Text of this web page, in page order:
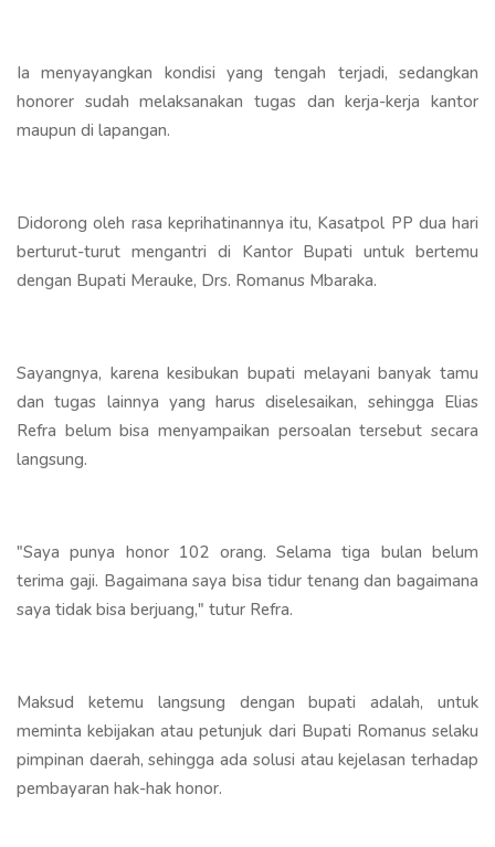
Ia menyayangkan kondisi yang tengah terjadi, sedangkan
honorer sudah melaksanakan tugas dan kerja-kerja kantor
maupun di lapangan.
Didorong oleh rasa keprihatinannya itu, Kasatpol PP dua hari
berturut-turut mengantri di Kantor Bupati untuk bertemu
dengan Bupati Merauke, Drs. Romanus Mbaraka.
Sayangnya, karena kesibukan bupati melayani banyak tamu
dan tugas lainnya yang harus diselesaikan, sehingga Elias
Refra belum bisa menyampaikan persoalan tersebut secara
langsung.
"Saya punya honor 102 orang. Selama tiga bulan belum
terima gaji. Bagaimana saya bisa tidur tenang dan bagaimana
saya tidak bisa berjuang," tutur Refra.
Maksud ketemu langsung dengan bupati adalah, untuk
meminta kebijakan atau petunjuk dari Bupati Romanus selaku
pimpinan daerah, sehingga ada solusi atau kejelasan terhadap
pembayaran hak-hak honor.